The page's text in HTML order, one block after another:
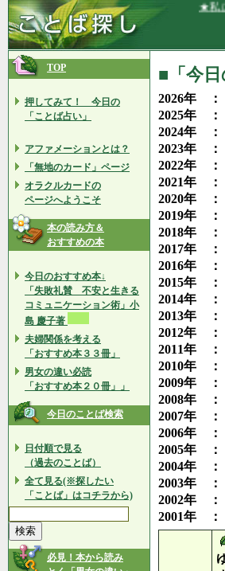
★私は、否定的
TOP
押してみて！ 今日の
「ことば占い」
アファメーションとは？
「無地のカード」ページ
オラクルカードの
ページへようこそ
本の読み方＆
おすすめの本
今日のおすすめ本↓
「失敗礼賛 不安と生きる
コミュニケーション術」小
島 慶子著
夫婦関係を考える
「おすすめ本３３冊」
男女の違い必読
「おすすめ本２０冊」」
今日のことば検索
日付順で見る
（過去のことば）
全て見る(※探したい
「ことば」はコチラから)
必見！本から読み
■「今
2026年
2025年
2024年
2023年
2022年
2021年
2020年
2019年
2018年
2017年
2016年
2015年
2014年
2013年
2012年
2011年
2010年
2009年
2008年
2007年
2006年
2005年
2004年
2003年
2002年
2001年